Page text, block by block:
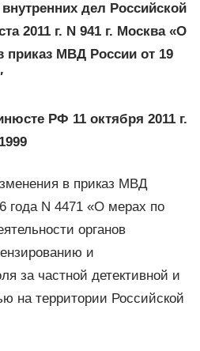
дел Российской
2011 г. N 941 г. Москва «О
приказ МВД России от 19
РФ 11 октября 2011 г.
в приказ МВД
года N 4471 «О мерах по
органов
и
за частной детективной и
на территории Российской